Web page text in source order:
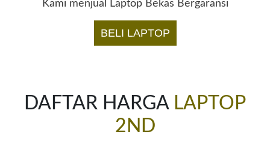
Kami menjual Laptop Bekas Bergaransi
BELI LAPTOP
DAFTAR HARGA LAPTOP
2ND